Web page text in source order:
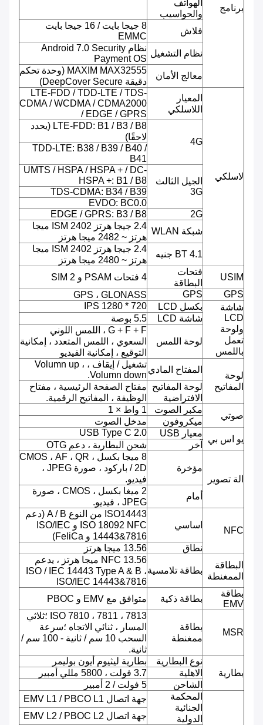
برنامج
الهواتف
والحواسيب
فلاش
8 جيجا بايت / 16 جيجا بايت
EMMC
نظام التشغيل
نظام Android 7.0 Security
Payment OS
معالج الأمان
MAXIM MAX32555 (وحدة تحكم
دقيقة DeepCover Secure)
لاسلكي
المعيار
اللاسلكي
LTE-FDD / TDD-LTE / TDS-
CDMA / WCDMA / CDMA2000
/ EDGE / GPRS
4G
LTE-FDD: B1 / B3 / B8 (يحدد
لاحقًا)
TDD-LTE: B38 / B39 / B40 /
B41
الجيل الثالث
3G
UMTS / HSPA / HSPA + / DC-
HSPA +: B1 / B8
TDS-CDMA: B34 / B39
EVDO: BC0.0
2G
EDGE / GPRS: B3 / B8
شبكة WLAN
2.4 جيجا هرتز ISM 2402 ميجا
هرتز ~ 2482 ميجا هرتز
BT 4.1 جنيه
2.4 جيجا هرتز ISM 2402 ميجا
هرتز ~ 2480 ميجا هرتز
USIM
فتحات
البطاقة
4 فتحات PSAM و 2 SIM
GPS
GPS
GPS ، GLONASS
شاشة
LCD
ولوحة
تعمل
باللمس
بكسل LCD
720 * 1280 IPS
شاشة LCD
5.5 بوصة
لوحة اللمس
G + F + F ، اللمس اللوني
السعوي ، اللمس المتعدد ، إمكانية
التوقيع ، إمكانية الفيديو
لوحة
المفاتيح
المفتاح المادي
تشغيل / إيقاف ، Volumn up ،
Volumn down.
لوحة المفاتيح
الافتراضية
مفتاح الصفحة الرئيسية ، مفتاح
الوظيفة ، المفاتيح الرقمية.
صوتي
مكبر الصوت
1 واط × 1
ميكروفون
مدخل الصوت
يو اس بي
معيار USB
USB Type C 2.0
آخر
شحن البطارية ، دعم OTG
الة تصوير
مؤخرة
8 ميجا بكسل ، CMOS ، AF ، QR
/ 2D باركود ، صورة JPEG ،
فيديو.
أمام
2 ميغا بكسل ، CMOS ، صورة
JPEG ، فيديو.
NFC
اساسي
ISO14443 من النوع A / B (دعم
ISO 18092 NFC و ISO/IEC
14443&7816 و FeliCa)
نطاق
13.56 ميجا هرتز
البطاقة
الممغنطة
بطاقة تلامسية
NFC 13.56 ميجا هرتز ، يدعم
ISO / IEC 14443 Type A & B ،
ISO/IEC 14443&7816
بطاقة
EMV
بطاقة ذكية متوافق مع EMV و PBOC
MSR
بطاقة
ممغنطة
ISO 7810 ، 7811 ، 7813 ؛ثلاثي
المسار ، ثنائي الاتجاه ؛سرعة
السحب 10 سم / ثانية - 100 سم /
ثانية.
بطارية
نوع البطارية
بطارية ليثيوم أيون بوليمر
الاهلية
3.7 فولت ، 5800 مللي أمبير
الشاحن
5 فولت / 2 أمبير
المحكمة
الجنائية
الدولية
جهة اتصال EMV L1 / PBCO L1
جهة اتصال EMV L2 / PBOC L2